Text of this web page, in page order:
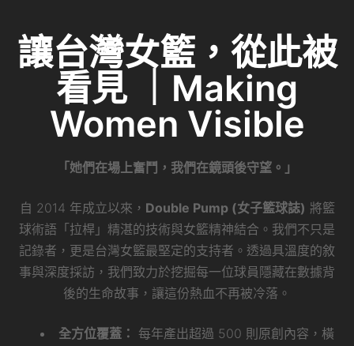
讓台灣女籃，從此被
看見 ｜Making
Women Visible
「她們在場上奮鬥，我們在鏡頭後守望。」
自 2014 年成立以來， Double Pump (女子籃球誌) 將籃
球術語「拉桿」精湛的技術與女籃精神結合。我們不只是
記錄者，更是台灣女籃最堅定的支持者。透過具溫度的敘
事與深度採訪，我們致力於挖掘每一位球員隱藏在數據背
後的生命故事，讓這份熱血不再被冷落。
全方位覆蓋： 每年產出超過 500 則原創內容，橫